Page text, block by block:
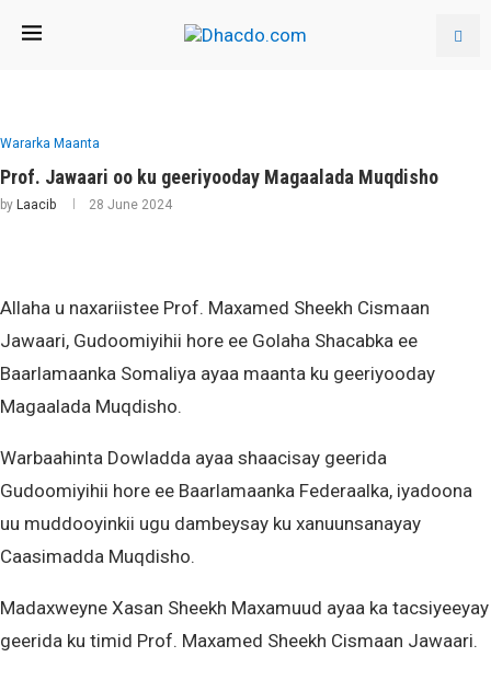
Wararka Maanta
Prof. Jawaari oo ku geeriyooday Magaalada Muqdisho
by Laacib 28 June 2024
Allaha u naxariistee Prof. Maxamed Sheekh Cismaan
Jawaari, Gudoomiyihii hore ee Golaha Shacabka ee
Baarlamaanka Somaliya ayaa maanta ku geeriyooday
Magaalada Muqdisho.
Warbaahinta Dowladda ayaa shaacisay geerida
Gudoomiyihii hore ee Baarlamaanka Federaalka, iyadoona
uu muddooyinkii ugu dambeysay ku xanuunsanayay
Caasimadda Muqdisho.
Madaxweyne Xasan Sheekh Maxamuud ayaa ka tacsiyeeyay
geerida ku timid Prof. Maxamed Sheekh Cismaan Jawaari.